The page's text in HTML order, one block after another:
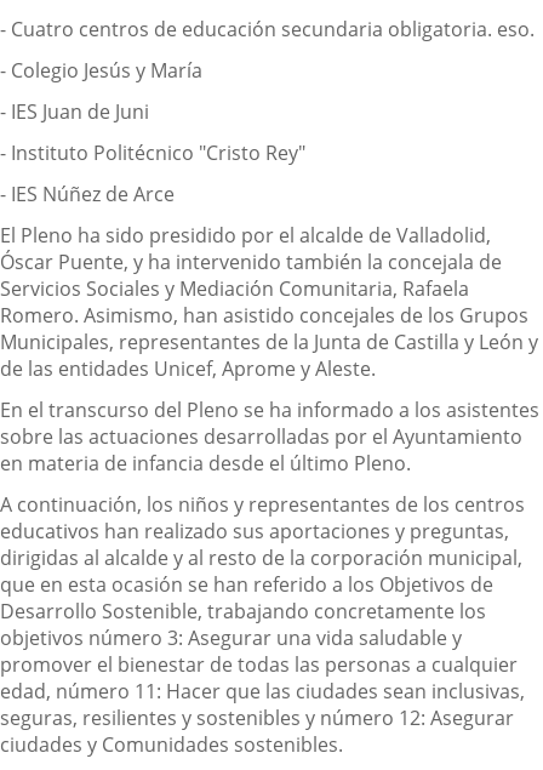
- Cuatro centros de educación secundaria obligatoria. eso.
- Colegio Jesús y María
- IES Juan de Juni
- Instituto Politécnico "Cristo Rey"
- IES Núñez de Arce
El Pleno ha sido presidido por el alcalde de Valladolid,
Óscar Puente, y ha intervenido también la concejala de
Servicios Sociales y Mediación Comunitaria, Rafaela
Romero. Asimismo, han asistido concejales de los Grupos
Municipales, representantes de la Junta de Castilla y León y
de las entidades Unicef, Aprome y Aleste.
En el transcurso del Pleno se ha informado a los asistentes
sobre las actuaciones desarrolladas por el Ayuntamiento
en materia de infancia desde el último Pleno.
A continuación, los niños y representantes de los centros
educativos han realizado sus aportaciones y preguntas,
dirigidas al alcalde y al resto de la corporación municipal,
que en esta ocasión se han referido a los Objetivos de
Desarrollo Sostenible, trabajando concretamente los
objetivos número 3: Asegurar una vida saludable y
promover el bienestar de todas las personas a cualquier
edad, número 11: Hacer que las ciudades sean inclusivas,
seguras, resilientes y sostenibles y número 12: Asegurar
ciudades y Comunidades sostenibles.